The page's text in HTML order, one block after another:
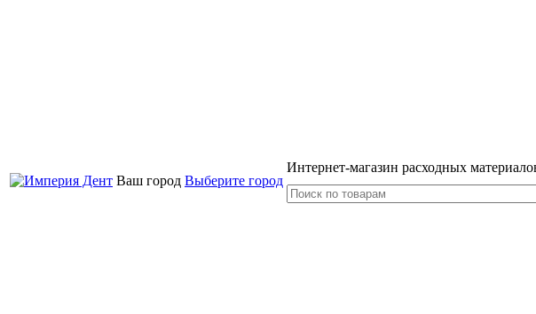
Ваш город Выберите город
Интернет-магазин расходных